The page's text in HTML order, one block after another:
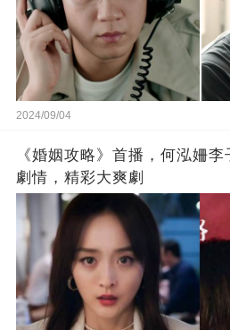
2024/09/04
《婚姻攻略》首播，何泓姍
劇情，精彩大爽劇